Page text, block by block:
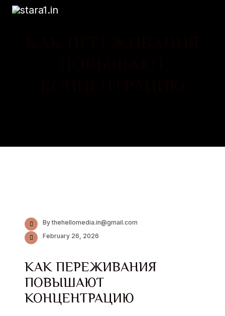
By thehellomedia.in@gmail.com
February 26, 2026
КАК ПЕРЕЖИВАНИЯ
ПОВЫШАЮТ
КОНЦЕНТРАЦИЮ